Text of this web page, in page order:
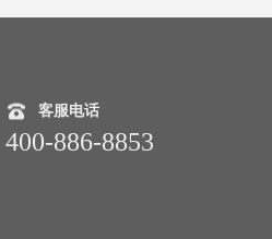
客服电话
400-886-8853